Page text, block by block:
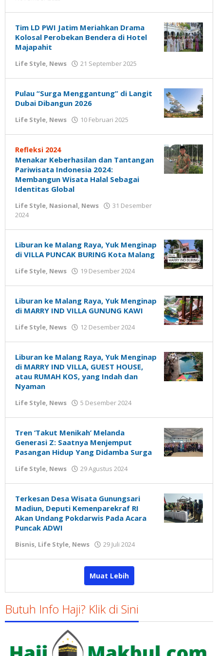
Gatot
Susanto
Susanto
Tim LD PWI Jatim Meriahkan Drama
Kolosal Perobekan Bendera di Hotel
Majapahit
Life Style, News 21 September 2025
Susanto
Pulau “Surga Menggantung” di Langit
Dubai Dibangun 2026
Life Style, News 10 Februari 2025
Susanto
Refleksi 2024
Menakar Keberhasilan dan Tantangan
Pariwisata Indonesia 2024:
Membangun Wisata Halal Sebagai
Identitas Global
Life Style, Nasional, News
31 Desember
2024
Susanto
Liburan ke Malang Raya, Yuk Menginap
di VILLA PUNCAK BURING Kota Malang
Life Style, News 19 Desember 2024
Susanto
Liburan ke Malang Raya, Yuk Menginap
di MARRY IND VILLA GUNUNG KAWI
Life Style, News 12 Desember 2024
Susanto
Liburan ke Malang Raya, Yuk Menginap
di MARRY IND VILLA, GUEST HOUSE,
atau RUMAH KOS, yang Indah dan
Nyaman
Life Style, News 5 Desember 2024
Susanto
Tren ‘Takut Menikah’ Melanda
Generasi Z: Saatnya Menjemput
Pasangan Hidup Yang Didamba Surga
Life Style, News 29 Agustus 2024
Susanto
Terkesan Desa Wisata Gunungsari
Madiun, Deputi Kemenparekraf RI
Akan Undang Pokdarwis Pada Acara
Puncak ADWI
Bisnis, Life Style, News 29 Juli 2024
Susanto
Muat Lebih
Butuh Info Haji? Klik di Sini